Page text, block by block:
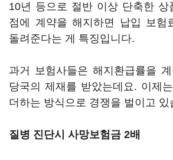
10년 등으로 절반 이상 단축한 상
점에 계약을 해지하면 납입 보험
돌려준다는 게 특징입니다.
과거 보험사들은 해지환급률을
당국의 제재를 받았는데요. 이제
더하는 방식으로 경쟁을 벌이고 있
질병 진단시 사망보험금 2배